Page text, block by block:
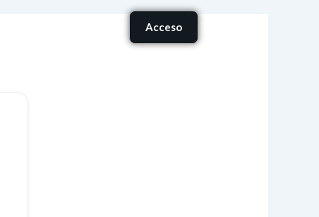
Acceso